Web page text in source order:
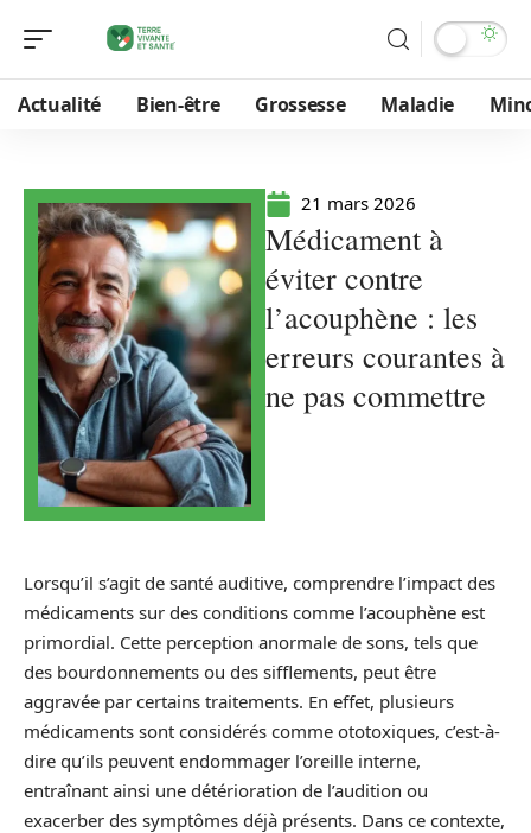
Actualité Bien-être Grossesse Maladie
21 mars 2026
Médicament à
éviter contre
l’acouphène : les
erreurs courantes à
ne pas commettre
Lorsqu’il s’agit de santé auditive, comprendre l’impact des
médicaments sur des conditions comme l’acouphène est
primordial. Cette perception anormale de sons, tels que
des bourdonnements ou des sifflements, peut être
aggravée par certains traitements. En effet, plusieurs
médicaments sont considérés comme ototoxiques, c’est-à-
dire qu’ils peuvent endommager l’oreille interne,
entraînant ainsi une détérioration de l’audition ou
exacerber des symptômes déjà présents. Dans ce contexte,